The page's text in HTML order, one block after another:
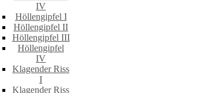
IV
Höllengipfel I
Höllengipfel II
Höllengipfel III
Höllengipfel
IV
Klagender Riss
I
Klagender Riss